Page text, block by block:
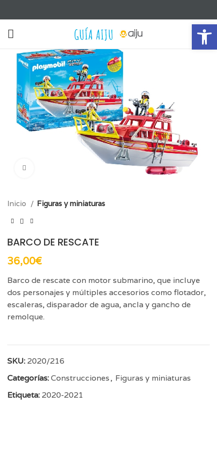
Inicio Figuras y miniaturas
BARCO DE RESCATE
36,00€
Barco de rescate con motor submarino, que incluye
dos personajes y múltiples accesorios como flotador,
escaleras, disparador de agua, ancla y gancho de
remolque.
SKU: 2020/216
Categorías:Construcciones, Figuras y miniaturas
Etiqueta: 2020-2021